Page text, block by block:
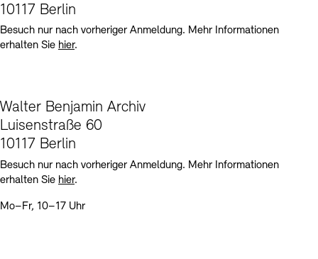
10117 Berlin
Besuch nur nach vorheriger Anmeldung. Mehr Informationen
erhalten Sie hier.
Walter Benjamin Archiv
Luisenstraße 60
10117 Berlin
Besuch nur nach vorheriger Anmeldung. Mehr Informationen
erhalten Sie hier.
Mo–Fr, 10–17 Uhr